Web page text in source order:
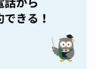
解説！
美容液の解約
！電話が繋が